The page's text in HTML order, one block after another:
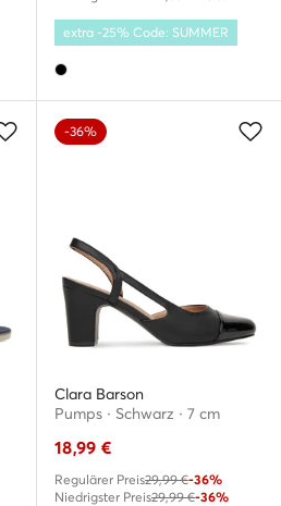
extra -25% Code: SUMMER
-36%
Clara Barson
Pumps · Schwarz · 7 cm
18,99 €
Regulärer Preis29,99 €-36%
Niedrigster Preis29,99 €-36%